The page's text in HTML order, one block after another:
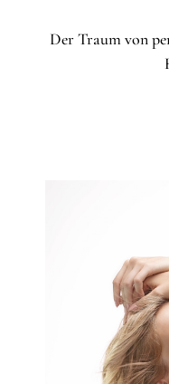
Der Traum von